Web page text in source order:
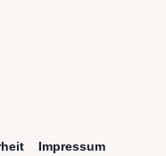
Impressum